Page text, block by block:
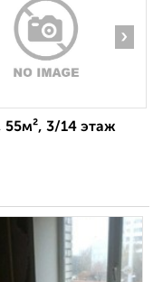
›
55м², 3/14 этаж